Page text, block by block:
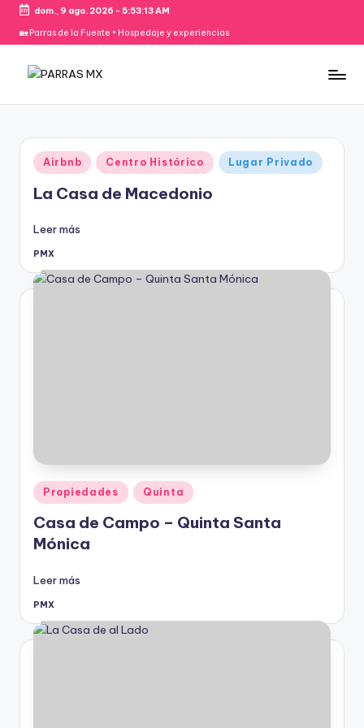
Saltar
contenido
dom., 9 ago. 2026 - 5:53:14 AM
🏡 Parras de la Fuente • Hospedaje y experiencias
R
R
A
S
M
X
Publicado
en
Airbnb Centro Histórico Lugar Privado
La Casa de Macedonio
Leer más
Publicado
por
PMX
Publicado
en
Propiedades Quinta
Casa de Campo – Quinta Santa
Mónica
Leer más
Publicado
PMX